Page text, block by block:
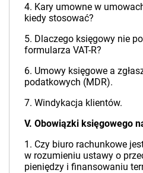
4. Kary umowne w
kiedy stosować?
5. Dlaczego księgowy nie
formularza VAT-R?
6. Umowy księgowe a
podatkowych (MDR).
7. Windykacja klientów.
V. Obowiązki księgowego
1. Czy biuro rachunkowe
w rozumieniu ustawy o
pieniędzy i finansowaniu